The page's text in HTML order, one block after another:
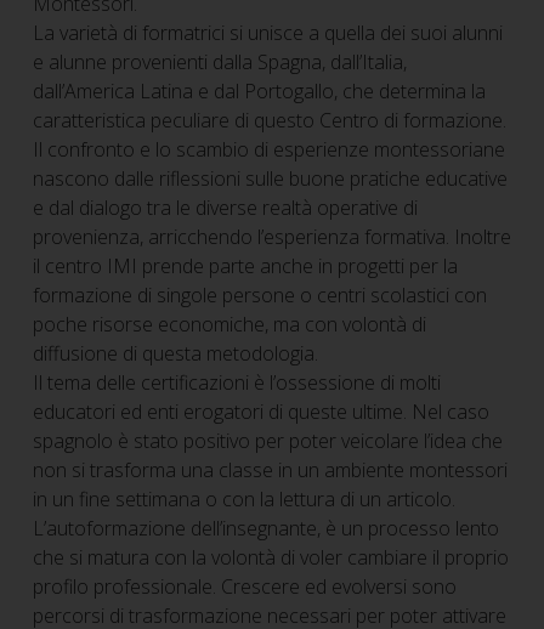
La varietà di formatrici si unisce a quella dei suoi alunni
e alunne provenienti dalla Spagna, dall’Italia,
dall’America Latina e dal Portogallo, che determina la
caratteristica peculiare di questo Centro di formazione.
Il confronto e lo scambio di esperienze montessoriane
nascono dalle riflessioni sulle buone pratiche educative
e dal dialogo tra le diverse realtà operative di
provenienza, arricchendo l’esperienza formativa. Inoltre
il centro IMI prende parte anche in progetti per la
formazione di singole persone o centri scolastici con
poche risorse economiche, ma con volontà di
diffusione di questa metodologia.
Il tema delle certificazioni è l’ossessione di molti
educatori ed enti erogatori di queste ultime. Nel caso
spagnolo è stato positivo per poter veicolare l’idea che
non si trasforma una classe in un ambiente montessori
in un fine settimana o con la lettura di un articolo.
L’autoformazione dell’insegnante, è un processo lento
che si matura con la volontà di voler cambiare il proprio
profilo professionale. Crescere ed evolversi sono
percorsi di trasformazione necessari per poter attivare